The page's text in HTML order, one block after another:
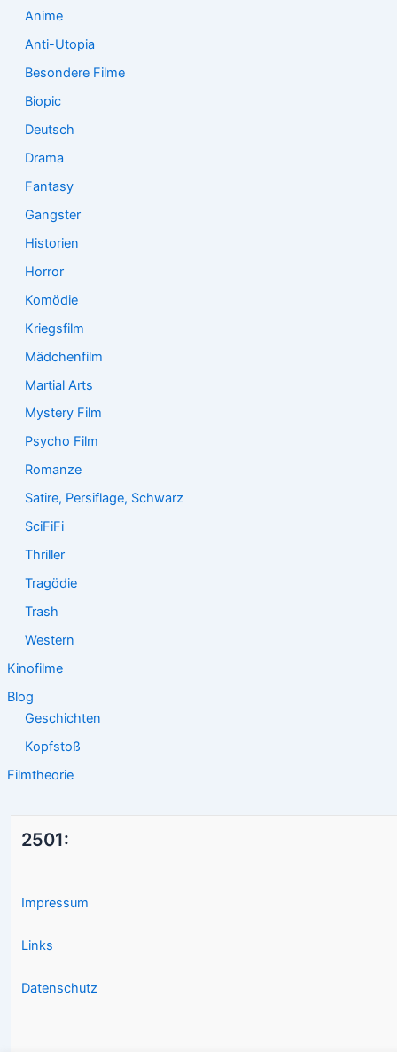
Anime
Anti-Utopia
Besondere Filme
Biopic
Deutsch
Drama
Fantasy
Gangster
Historien
Horror
Komödie
Kriegsfilm
Mädchenfilm
Martial Arts
Mystery Film
Psycho Film
Romanze
Satire, Persiflage, Schwarz
SciFiFi
Thriller
Tragödie
Trash
Western
Kinofilme
Blog
Geschichten
Kopfstoß
Filmtheorie
2501:
Impressum
Links
Datenschutz